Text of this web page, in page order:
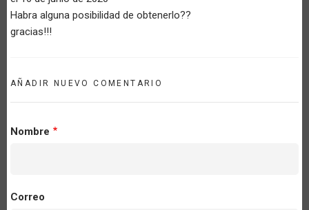
Habra alguna posibilidad de obtenerlo??
gracias!!!
AÑADIR NUEVO COMENTARIO
Nombre
Correo